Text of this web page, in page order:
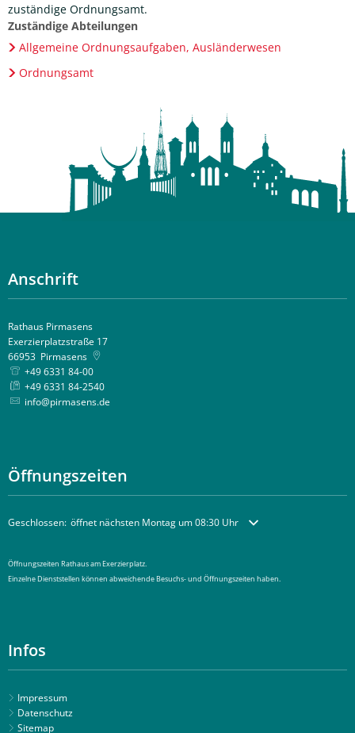
zuständige Ordnungsamt.
Zuständige Abteilungen
Allgemeine Ordnungsaufgaben, Ausländerwesen
Ordnungsamt
Anschrift
Rathaus Pirmasens
Exerzierplatzstraße 17
66953 Pirmasens
+49 6331 84-00
+49 6331 84-2540
info@pirmasens.de
Öffnungszeiten
Klicken, um weitere Öffnungs- oder Schließzeiten auszublenden
Geschlossen: öffnet nächsten Montag um 08:30 Uhr
Öffnungszeiten Rathaus am Exerzierplatz.
Einzelne Dienststellen können abweichende Besuchs- und Öffnungszeiten haben.
Infos
Impressum
Datenschutz
Sitemap